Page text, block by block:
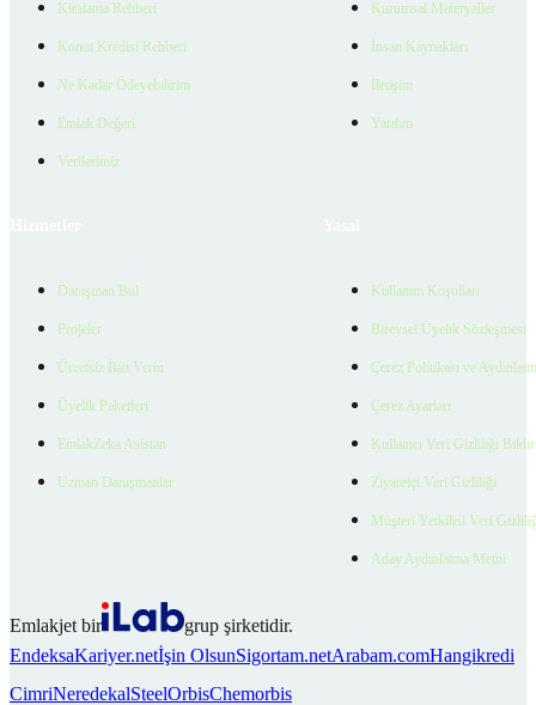
Kiralama Rehberi
Konut Kredisi Rehberi
Ne Kadar Ödeyebilirim
Emlak Değeri
Verilerimiz
Kurumsal Materyaller
İnsan Kaynakları
İletişim
Yardım
Danışman Bul
Projeler
Ücretsiz İlan Verin
Üyelik Paketleri
EmlakZeka Asistan
Uzman Danışmanlar
Kullanım Koşulları
Bireysel Üyelik Sözleşmesi
Çerez Politikası ve
Çerez Ayarları
Kullanıcı Veri Gizliliği
Ziyaretçi Veri Gizliliği
Müşteri Yetkilisi Veri
Aday Aydınlatma Metni
Emlakjet bir
grup şirketidir.
EndeksaKariyer.netİşin OlsunSigortam.netArabam.comHangikredi
CimriNeredekalSteelOrbisChemorbis